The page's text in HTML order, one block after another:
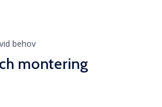
behov
montering